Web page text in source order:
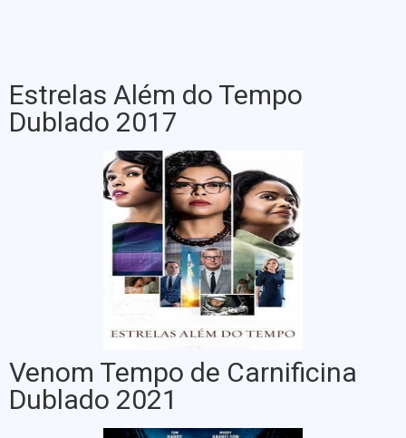
Estrelas Além do Tempo
Dublado 2017
Venom Tempo de Carnificina
Dublado 2021